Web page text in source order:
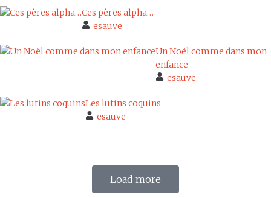
Ces pères alpha…
esauve
Un Noël comme dans mon
enfance
esauve
Les lutins coquins
esauve
Load more